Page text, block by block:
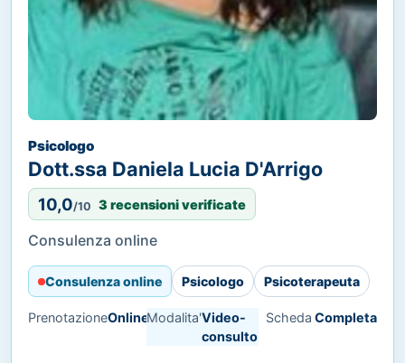
Psicologo
Dott.ssa Daniela Lucia D'Arrigo
10,0/10 3 recensioni verificate
Consulenza online
Consulenza online Psicologo Psicoterapeuta
PrenotazioneOnlineModalita'Video-
consulto
Scheda Completa